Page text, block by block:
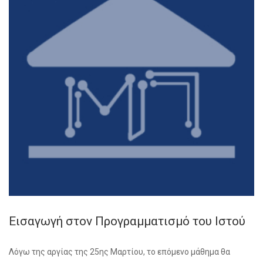
Εισαγωγή στον Προγραμματισμό του Ιστού
Λόγω της αργίας της 25ης Μαρτίου, το επόμενο μάθημα θα